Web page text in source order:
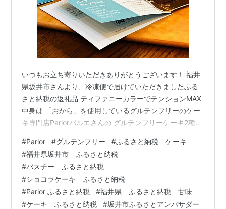
いつもお立ち寄りいただきありがとうございます！ 福井
県坂井市さんより、冷凍便で届けていただきましたふる
さと納税の返礼品 ティファニーカラーでテンションMAX
中身は 「おから」を使用しているグルテンフリーのケー
キ専門店Parlorパルエさんの グルテンフリーケーキ2種類
約5cm) おからショコラケーキ (サイズ:縦 約17cm×横 約
7cm×高さ 約4cm) 賞味期限は冷凍で30日ほどあります
が、両方ともすぐにでもいただきたい妻 2種類とも解凍
して、カット 小麦粉を一切使わず、おからパウダーで作
ったグルテンフリーの濃厚バスクチ…
#Parlor #グルテンフリー #ふるさと納税 ケーキ
#福井県坂井市 ふるさと納税
#バスチー ふるさと納税
#ショコラケーキ ふるさと納税
#Parlor ふるさと納税 #福井県 ふるさと納税 甘味
#ケーキ ふるさと納税 #坂井市ふるさとアンバサダー